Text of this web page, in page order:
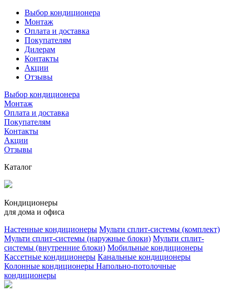
Выбор кондиционера
Монтаж
Оплата и доставка
Покупателям
Дилерам
Контакты
Акции
Отзывы
Выбор кондиционера
Монтаж
Оплата и доставка
Покупателям
Контакты
Акции
Отзывы
Каталог
Кондиционеры
для дома и офиса
Настенные кондиционеры Мульти сплит-системы (комплект)
Мульти сплит-системы (наружные блоки) Мульти сплит-
системы (внутренние блоки) Мобильные кондиционеры
Кассетные кондиционеры Канальные кондиционеры
Колонные кондиционеры Напольно-потолочные
кондиционеры